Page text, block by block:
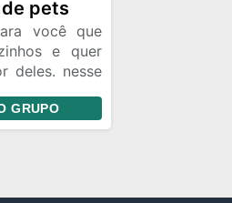
pets
você que
e quer
deles. nesse
pets etc 😊
GRUPO